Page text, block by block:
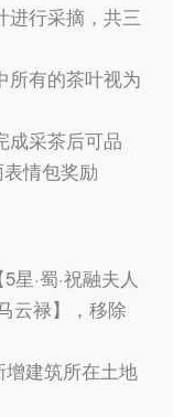
行采摘，共三
有的茶叶视为
采茶后可品
情包奖励
·蜀·祝融夫人
云禄】，移除
建筑所在土地